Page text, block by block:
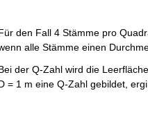
den Fall 4 Stämme pro
alle Stämme einen
der Q-Zahl wird die
= 1 m eine Q-Zahl gebildet,